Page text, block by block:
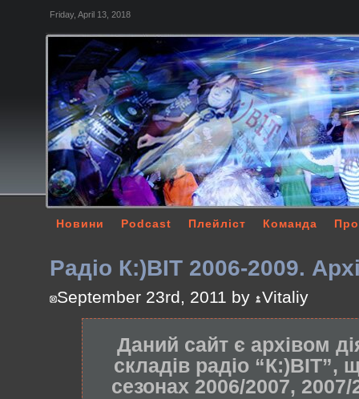
Friday, April 13, 2018
Новини Podcast Плейліст Команда
Радіо К:)ВІТ 2006-2009.
September 23rd, 2011 by Vitaliy
Даний сайт є архівом
складів радіо “К:)ВІТ”,
сезонах 2006/2007,